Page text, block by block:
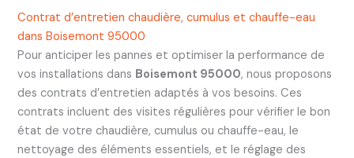
Contrat d’entretien chaudière, cumulus et chauffe-eau
dans Boisemont 95000
Pour anticiper les pannes et optimiser la performance de
vos installations dans Boisemont 95000, nous proposons
des contrats d’entretien adaptés à vos besoins. Ces
contrats incluent des visites régulières pour vérifier le bon
état de votre chaudière, cumulus ou chauffe-eau, le
nettoyage des éléments essentiels, et le réglage des